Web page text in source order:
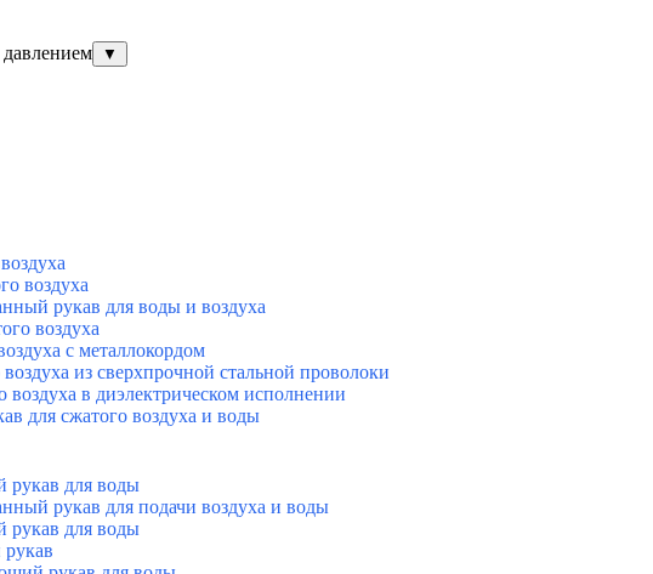
▼
воздуха
рукав для воды и воздуха
воздуха
с металлокордом
из сверхпрочной стальной проволоки
воздуха в диэлектрическом исполнении
для сжатого воздуха и воды
для воды
рукав для подачи воздуха и воды
для воды